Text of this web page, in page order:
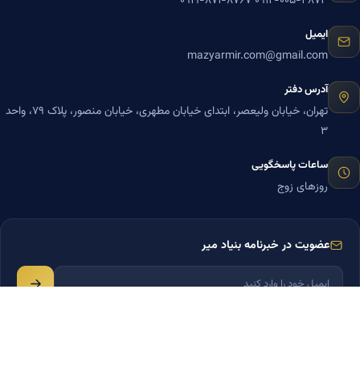
ایمیل
mazyarmir.com@gmail.com
آدرس دفتر
تهران، خیابان ولیعصر، ابتدای خیابان مطهری، خیابان منصور، پلاک ۷۹، واحد
۳
ساعات پاسخگویی
روزهای زوج
عضویت در خبرنامه بنیاد میر